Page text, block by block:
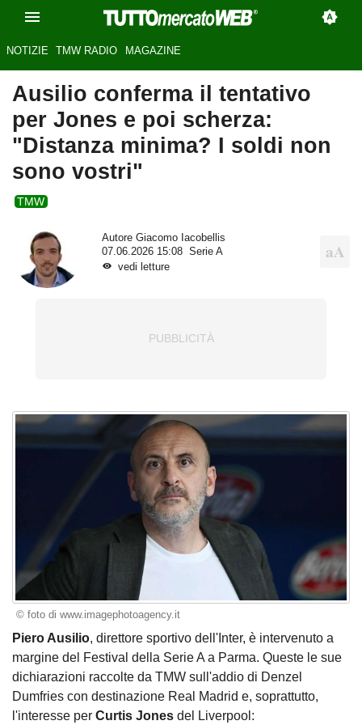
NOTIZIE TMW RADIO MAGAZINE
Ausilio conferma il tentativo
per Jones e poi scherza:
"Distanza minima? I soldi non
sono vostri"
TMW
Autore Giacomo Iacobellis
07.06.2026 15:08
Serie A
vedi letture
© foto di www.imagephotoagency.it
Piero Ausilio, direttore sportivo dell'Inter, è intervenuto a
margine del Festival della Serie A a Parma. Queste le sue
dichiarazioni raccolte da TMW sull'addio di Denzel
Dumfries con destinazione Real Madrid e, soprattutto,
l'interesse per Curtis Jones del Liverpool: